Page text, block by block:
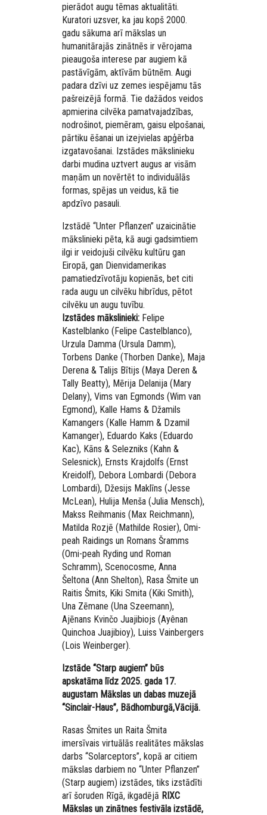
pierādot augu tēmas aktualitāti.
Kuratori uzsver, ka jau kopš 2000.
gadu sākuma arī mākslas un
humanitārajās zinātnēs ir vērojama
pieaugoša interese par augiem kā
pastāvīgām, aktīvām būtnēm. Augi
padara dzīvi uz zemes iespējamu tās
pašreizējā formā. Tie dažādos veidos
apmierina cilvēka pamatvajadzības,
nodrošinot, piemēram, gaisu elpošanai,
pārtiku ēšanai un izejvielas apģērba
izgatavošanai. Izstādes mākslinieku
darbi mudina uztvert augus ar visām
maņām un novērtēt to individuālās
formas, spējas un veidus, kā tie
apdzīvo pasauli.
Izstādē “Unter Pflanzen” uzaicinātie
mākslinieki pēta, kā augi gadsimtiem
ilgi ir veidojuši cilvēku kultūru gan
Eiropā, gan Dienvidamerikas
pamatiedzīvotāju kopienās, bet citi
rada augu un cilvēku hibrīdus, pētot
cilvēku un augu tuvību.
Izstādes mākslinieki: Felipe
Kastelblanko (Felipe Castelblanco),
Urzula Damma (Ursula Damm),
Torbens Danke (Thorben Danke), Maja
Derena & Talijs Bītijs (Maya Deren &
Tally Beatty), Mērija Delanija (Mary
Delany), Vims van Egmonds (Wim van
Egmond), Kalle Hams & Džamils
Kamangers (Kalle Hamm & Dzamil
Kamanger), Eduardo Kaks (Eduardo
Kac), Kāns & Selezniks (Kahn &
Selesnick), Ernsts Krajdolfs (Ernst
Kreidolf), Debora Lombardi (Debora
Lombardi), Džesijs Maklīns (Jesse
McLean), Hulija Menša (Julia Mensch),
Makss Reihmanis (Max Reichmann),
Matilda Rozjē (Mathilde Rosier), Omi-
peah Raidings un Romans Šramms
(Omi-peah Ryding und Roman
Schramm), Scenocosme, Anna
Šeltona (Ann Shelton), Rasa Šmite un
Raitis Šmits, Kiki Smita (Kiki Smith),
Una Zēmane (Una Szeemann),
Ajēnans Kvinčo Juajibiojs (Ayênan
Quinchoa Juajibioy), Luiss Vainbergers
(Lois Weinberger).
Izstāde “Starp augiem” būs
apskatāma līdz 2025. gada 17.
augustam Mākslas un dabas muzejā
“Sinclair-Haus”, Bādhomburgā,Vācijā.
Rasas Šmites un Raita Šmita
imersīvais virtuālās realitātes mākslas
darbs “Solarceptors”, kopā ar citiem
mākslas darbiem no “Unter Pflanzen”
(Starp augiem) izstādes, tiks izstādīti
arī šoruden Rīgā, ikgadējā RIXC
Mākslas un zinātnes festivāla izstādē,